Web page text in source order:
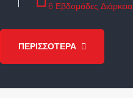
6 Εβδομάδες Διάρκεια
ΠΕΡΙΣΣΟΤΕΡΑ